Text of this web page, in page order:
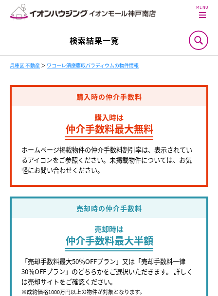
検索結果一覧
兵庫区 不動産 ＞ ワコーレ須磨鷹取パラディウムの物件情報
購入時の仲介手数料
購入時は
仲介手数料最大無料
ホームページ掲載物件の仲介手数料割引率は、表示されてい
るアイコンをご参照ください。未掲載物件については、お気
軽にお問い合わせください。
売却時の仲介手数料
売却時は
仲介手数料最大半額
「売却手数料最大50％OFFプラン」又は「売却手数料一律
30％OFFプラン」のどちらかをご選択いただきます。 詳しく
は売却サイトをご確認ください。
※成約価格1000万円以上の物件が対象となります。